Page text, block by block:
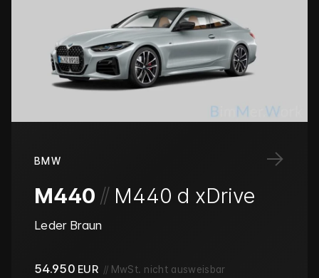
→
BMW
M440 // M440 d xDrive
Leder Braun
54.950 EUR // MwSt. nicht ausweisbar